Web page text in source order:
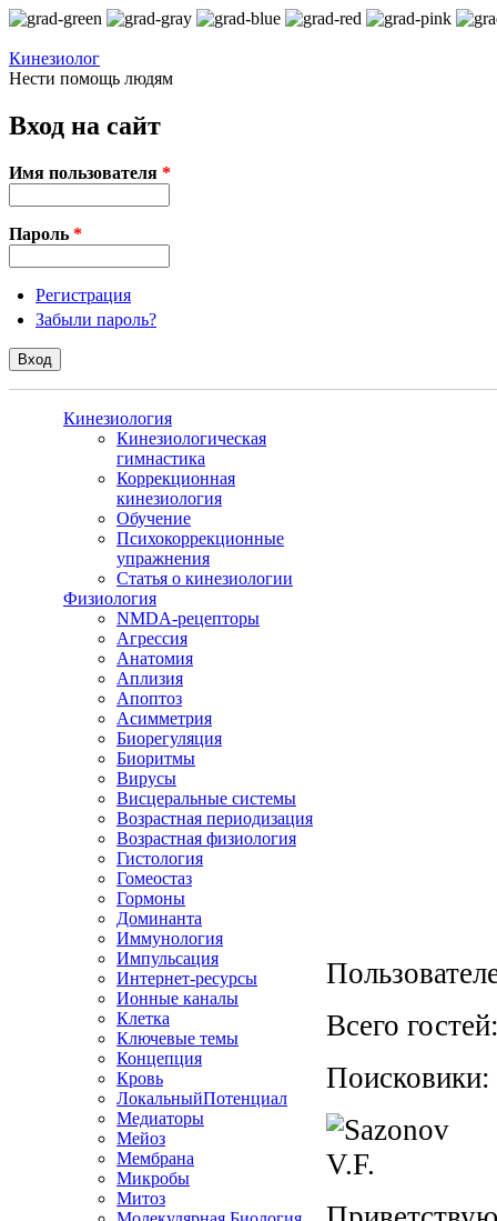
Перейти к основному содержанию
Кинезиолог
Нести помощь людям
Вход на сайт
Имя пользователя *
Пароль *
Регистрация
Забыли пароль?
Кинезиология
Кинезиологическая
гимнастика
Коррекционная
кинезиология
Обучение
Психокоррекционные
упражнения
Статья о кинезиологии
Физиология
NMDA-рецепторы
Агрессия
Анатомия
Аплизия
Апоптоз
Асимметрия
Биорегуляция
Биоритмы
Вирусы
Висцеральные системы
Возрастная периодизация
Возрастная физиология
Гистология
Гомеостаз
Гормоны
Доминанта
Иммунология
Импульсация
Интернет-ресурсы
Ионные каналы
Клетка
Ключевые темы
Концепция
Кровь
ЛокальныйПотенциал
Медиаторы
Мейоз
Мембрана
Микробы
Митоз
Всего
Поисковики: